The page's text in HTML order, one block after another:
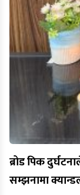
ब्रोड पिक
सम्झनामा